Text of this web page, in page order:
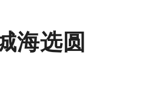
海选圆